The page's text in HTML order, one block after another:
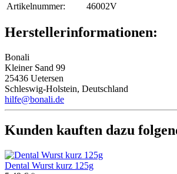
Artikelnummer:
46002V
Herstellerinformationen:
Bonali
Kleiner Sand 99
25436 Uetersen
Schleswig-Holstein, Deutschland
hilfe@bonali.de
Kunden kauften dazu
Dental Wurst kurz 125g